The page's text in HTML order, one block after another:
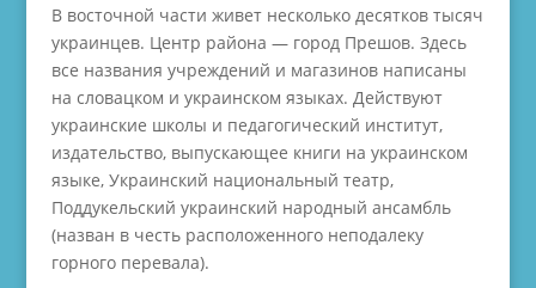
В восточной части живет несколько десятков тысяч
украинцев. Центр района — город Прешов. Здесь
все названия учреждений и магазинов написаны
на словацком и украинском языках. Действуют
украинские школы и педагогический институт,
издательство, выпускающее книги на украинском
языке, Украинский национальный театр,
Поддукельский украинский народный ансамбль
(назван в честь расположенного неподалеку
горного перевала).